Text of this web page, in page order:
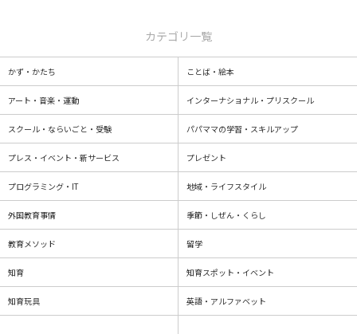
カテゴリ一覧
かず・かたち ことば・絵本
アート・音楽・運動 インターナショナル・プリスクール
スクール・ならいごと・受験 パパママの学習・スキルアップ
プレス・イベント・新サービス プレゼント
プログラミング・IT 地域・ライフスタイル
外国教育事情 季節・しぜん・くらし
教育メソッド 留学
知育 知育スポット・イベント
知育玩具 英語・アルファベット